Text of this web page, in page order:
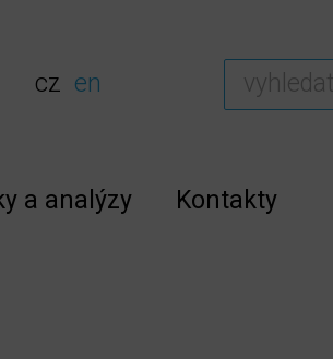
cz en
a analýzy Kontakty